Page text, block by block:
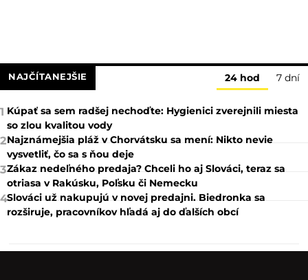
NAJČÍTANEJŠIE 24 hod 7 dní
1 Kúpať sa sem radšej nechoďte: Hygienici zverejnili miesta
so zlou kvalitou vody
2Najznámejšia pláž v Chorvátsku sa mení: Nikto nevie
vysvetliť, čo sa s ňou deje
3Zákaz nedeľného predaja? Chceli ho aj Slováci, teraz sa
otriasa v Rakúsku, Poľsku či Nemecku
4Slováci už nakupujú v novej predajni. Biedronka sa
rozširuje, pracovníkov hľadá aj do ďalších obcí